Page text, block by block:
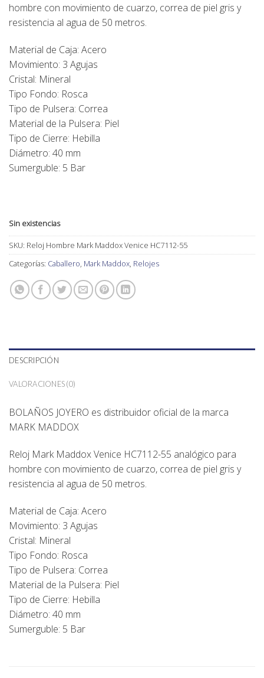
hombre con movimiento de cuarzo, correa de piel gris y
resistencia al agua de 50 metros.
Material de Caja: Acero
Movimiento: 3 Agujas
Cristal: Mineral
Tipo Fondo: Rosca
Tipo de Pulsera: Correa
Material de la Pulsera: Piel
Tipo de Cierre: Hebilla
Diámetro: 40 mm
Sumerguble: 5 Bar
Sin existencias
SKU: Reloj Hombre Mark Maddox Venice HC7112-55
Categorías: Caballero, Mark Maddox, Relojes
DESCRIPCIÓN
VALORACIONES (0)
BOLAÑOS JOYERO es distribuidor oficial de la marca
MARK MADDOX
Reloj Mark Maddox Venice HC7112-55 analógico para
hombre con movimiento de cuarzo, correa de piel gris y
resistencia al agua de 50 metros.
Material de Caja: Acero
Movimiento: 3 Agujas
Cristal: Mineral
Tipo Fondo: Rosca
Tipo de Pulsera: Correa
Material de la Pulsera: Piel
Tipo de Cierre: Hebilla
Diámetro: 40 mm
Sumerguble: 5 Bar